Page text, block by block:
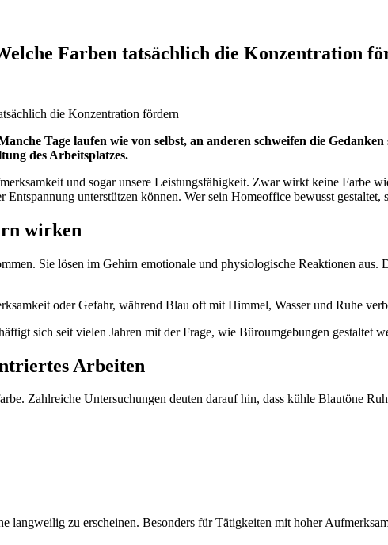
Farben tatsächlich die Konzentration
Tage laufen wie von selbst, an anderen schweifen die
des Arbeitsplatzes.
und sogar unsere Leistungsfähigkeit. Zwar wirkt keine Farbe
unterstützen können. Wer sein Homeoffice bewusst
wirken
Sie lösen im Gehirn emotionale und physiologische Reaktionen
oder Gefahr, während Blau oft mit Himmel, Wasser und Ruhe
sich seit vielen Jahren mit der Frage, wie Büroumgebungen gestaltet
Arbeiten
Zahlreiche Untersuchungen deuten darauf hin, dass kühle Blautöne
langweilig zu erscheinen. Besonders für Tätigkeiten mit hoher